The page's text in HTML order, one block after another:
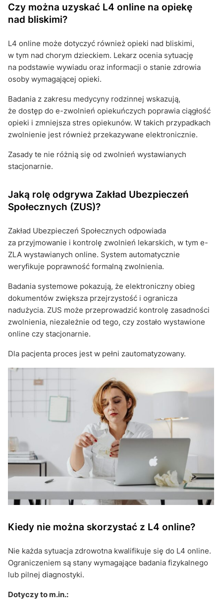
Czy można uzyskać L4 online na opiekę
nad bliskimi?
L4 online może dotyczyć również opieki nad bliskimi,
w tym nad chorym dzieckiem. Lekarz ocenia sytuację
na podstawie wywiadu oraz informacji o stanie zdrowia
osoby wymagającej opieki.
Badania z zakresu medycyny rodzinnej wskazują,
że dostęp do e-zwolnień opiekuńczych poprawia ciągłość
opieki i zmniejsza stres opiekunów. W takich przypadkach
zwolnienie jest również przekazywane elektronicznie.
Zasady te nie różnią się od zwolnień wystawianych
stacjonarnie.
Jaką rolę odgrywa Zakład Ubezpieczeń
Społecznych (ZUS)?
Zakład Ubezpieczeń Społecznych odpowiada
za przyjmowanie i kontrolę zwolnień lekarskich, w tym e-
ZLA wystawianych online. System automatycznie
weryfikuje poprawność formalną zwolnienia.
Badania systemowe pokazują, że elektroniczny obieg
dokumentów zwiększa przejrzystość i ogranicza
nadużycia. ZUS może przeprowadzić kontrolę zasadności
zwolnienia, niezależnie od tego, czy zostało wystawione
online czy stacjonarnie.
Dla pacjenta proces jest w pełni zautomatyzowany.
Kiedy nie można skorzystać z L4 online?
Nie każda sytuacja zdrowotna kwalifikuje się do L4 online.
Ograniczeniem są stany wymagające badania fizykalnego
lub pilnej diagnostyki.
Dotyczy to m.in.: